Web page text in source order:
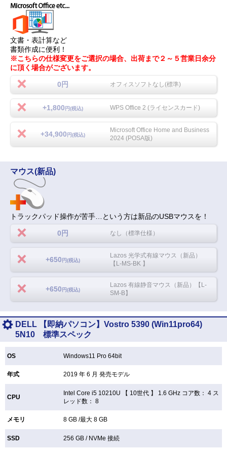
文書・表計算など
書類作成に便利！
※こちらの仕様変更をご選択の場合、出荷まで２～５営業日余分
に頂く場合がございます。
0円 オフィスソフトなし(標準)
+1,800 円(税込) WPS Office 2 (ライセンスカード)
+34,900 円(税込)
Microsoft Office Home and Business
2024 (POSA版)
マウス(新品)
トラックパッド操作が苦手…という方は新品のUSBマウスを！
0円 なし（標準仕様）
+650 円(税込)
Lazos 光学式有線マウス（新品）
【L-MS-BK 】
+650 円(税込)
Lazos 有線静音マウス（新品）【L-
SM-B】
DELL 【即納パソコン】Vostro 5390 (Win11pro64)
5N10 標準スペック
OS Windows11 Pro 64bit
年式 2019 年 6 月 発売モデル
CPU
Intel Core i5 10210U 【 10世代 】 1.6 GHz コア数： 4 ス
レッド数： 8
メモリ 8 GB /最大 8 GB
SSD 256 GB / NVMe 接続